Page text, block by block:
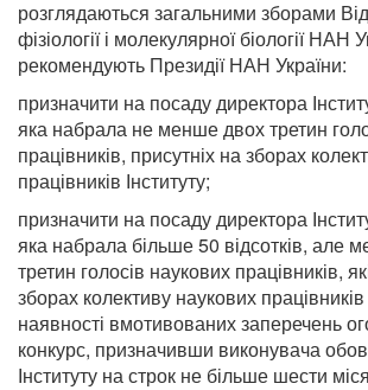
розглядаються загальними зборами
фізіології і молекулярної біології НАН
рекомендують Президії НАН України:
призначити на посаду директора
яка набрала не менше двох третин
працівників, присутніх на зборах
працівників Інституту;
призначити на посаду директора
яка набрала більше 50 відсотків, але
третин голосів наукових працівників,
зборах колективу наукових працівників
наявності вмотивованих заперечень
конкурс, призначивши виконувача
Інституту на строк не більше шести